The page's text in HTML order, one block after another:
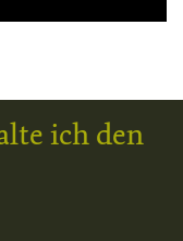
ich den